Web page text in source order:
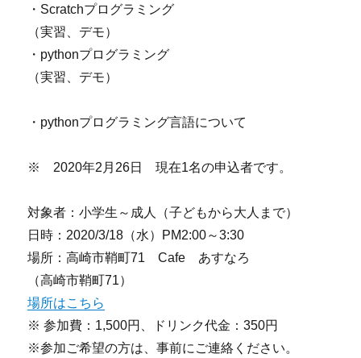
・Scratchプログラミング
（実習、デモ）
・pythonプログラミング
（実習、デモ）
・pythonプログラミング言語について
※ 2020年2月26日 現在1名の申込者です。
対象者：小学生～成人（子どもから大人まで）
日時：2020/3/18（水）PM2:00～3:30
場所：高崎市鞘町71 Cafe あすなろ
（高崎市鞘町71）
場所はこちら
※ 参加費：1,500円、ドリンク代金：350円
※参加ご希望の方は、事前にご連絡ください。